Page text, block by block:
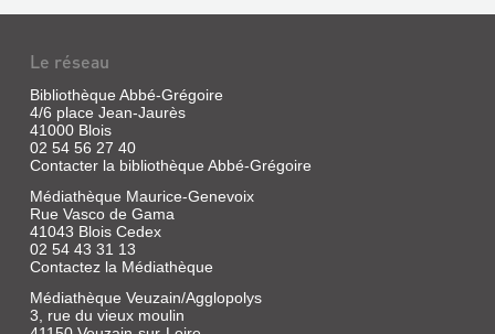
BIENVENUE
LE
LOCH
NESS
BUS
!
Livre
Lévy,
Didier
ABC
melody,
Le réseau
Bibliothèque Abbé-Grégoire
4/6 place Jean-Jaurès
41000 Blois
02 54 56 27 40
Contacter la bibliothèque Abbé-Grégoire
Médiathèque Maurice-Genevoix
Rue Vasco de Gama
41043 Blois Cedex
02 54 43 31 13
Contactez la Médiathèque
Médiathèque Veuzain/Agglopolys
3, rue du vieux moulin